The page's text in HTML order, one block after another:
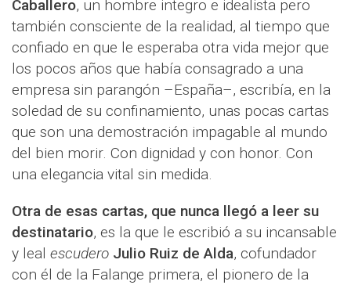
Caballero, un hombre integro e idealista pero
también consciente de la realidad, al tiempo que
confiado en que le esperaba otra vida mejor que
los pocos años que había consagrado a una
empresa sin parangón –España–, escribía, en la
soledad de su confinamiento, unas pocas cartas
que son una demostración impagable al mundo
del bien morir. Con dignidad y con honor. Con
una elegancia vital sin medida.
Otra de esas cartas, que nunca llegó a leer su
destinatario, es la que le escribió a su incansable
y leal escudero Julio Ruiz de Alda, cofundador
con él de la Falange primera, el pionero de la